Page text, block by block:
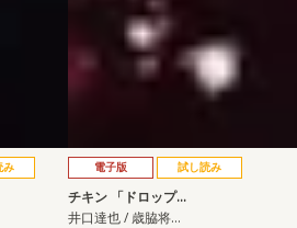
み 電子版 試し読み
チキン 「ドロップ…
井口達也 / 歳脇将…